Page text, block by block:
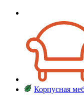
Корпусная